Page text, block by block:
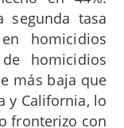
segunda tasa
homicidios
homicidios
más baja que
y California, lo
fronterizo con